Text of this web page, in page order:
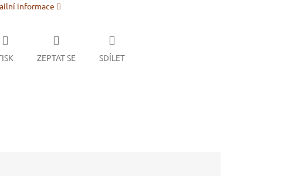
informace
ZEPTAT SE SDÍLET